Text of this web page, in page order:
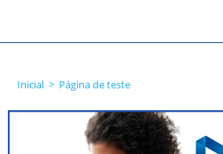
Inicial > Página de teste